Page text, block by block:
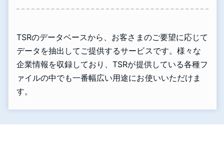
TSRのデータベースから、お客さまのご要望に応じて
データを抽出してご提供するサービスです。様々な
企業情報を収録しており、TSRが提供している各種フ
ァイルの中でも一番幅広い用途にお使いいただけま
す。